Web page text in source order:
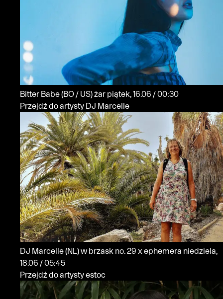
Bitter Babe(BO / US)żar
piątek, 16.06 / 00:30
Przejdź do artysty DJ Marcelle
DJ Marcelle(NL)w brzask no. 29 x ephemera niedziela,
18.06 / 05:45
Przejdź do artysty estoc